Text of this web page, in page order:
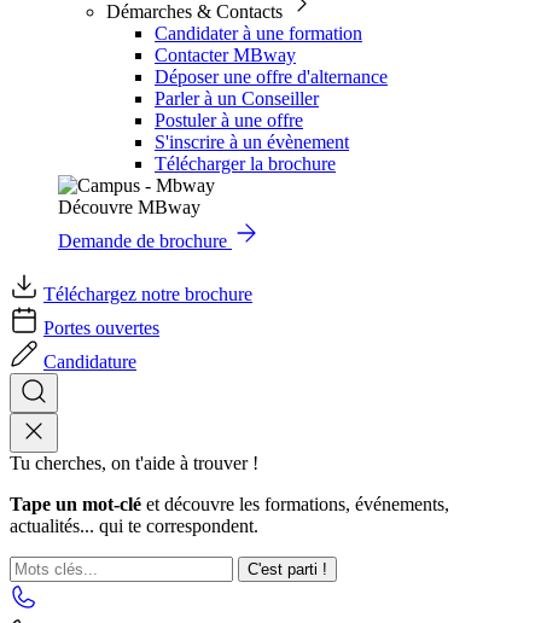
Démarches & Contacts
Candidater à une formation
Contacter MBway
Déposer une offre d'alternance
Parler à un Conseiller
Postuler à une offre
S'inscrire à un évènement
Télécharger la brochure
Découvre MBway
Demande de brochure
Téléchargez notre brochure
Portes ouvertes
Candidature
Tu cherches, on t'aide à trouver !
Tape un mot-clé et découvre les formations, événements,
actualités... qui te correspondent.
C'est parti !